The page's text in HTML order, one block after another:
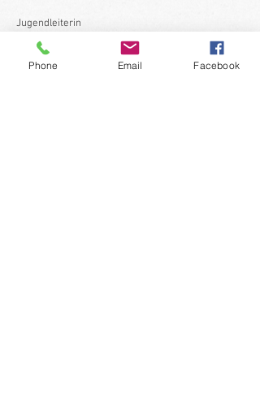
Jugendleiterin
Luisa Wüthrich
E-Mail: Luisa.Wuethrich[at]mv-egenhausen.de
Phone Email Facebook